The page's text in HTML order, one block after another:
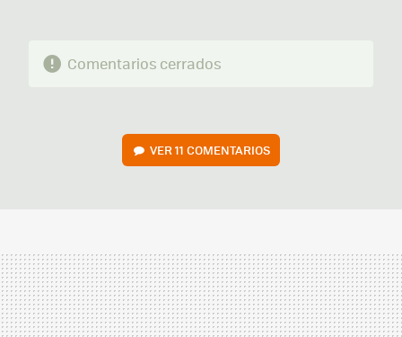
Comentarios cerrados
VER11 COMENTARIOS